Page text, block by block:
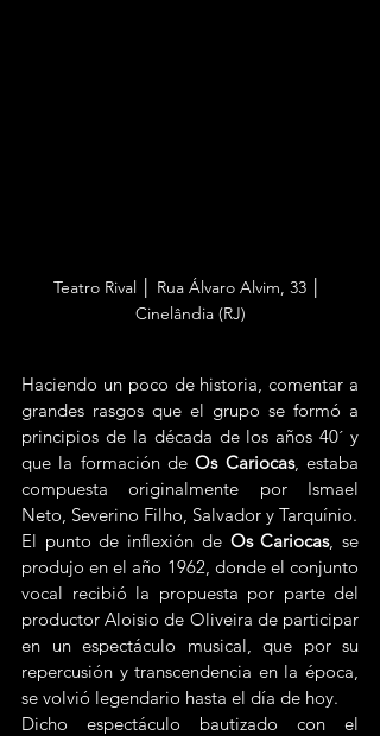
Teatro Rival │ Rua Álvaro Alvim, 33 │
Cinelândia (RJ)
Haciendo un poco de historia, comentar a
grandes rasgos que el grupo se formó a
principios de la década de los años 40´ y
que la formación de Os Cariocas, estaba
compuesta originalmente por Ismael
Neto, Severino Filho, Salvador y Tarquínio.
El punto de inflexión de Os Cariocas, se
produjo en el año 1962, donde el conjunto
vocal recibió la propuesta por parte del
productor Aloisio de Oliveira de participar
en un espectáculo musical, que por su
repercusión y transcendencia en la época,
se volvió legendario hasta el día de hoy.
Dicho espectáculo bautizado con el